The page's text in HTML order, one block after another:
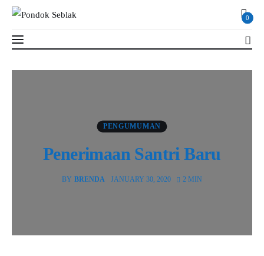
0
PENGUMUMAN
Penerimaan Santri Baru
BY BRENDA JANUARY 30, 2020 2 MIN